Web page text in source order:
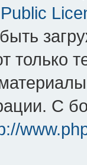
только
С